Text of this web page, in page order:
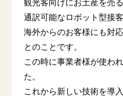
観光客向けにお土産を売
通訳可能なロボット型接
海外からのお客様にも対
とのことです。
この時に事業者様が使わ
た。
これから新しい技術を導